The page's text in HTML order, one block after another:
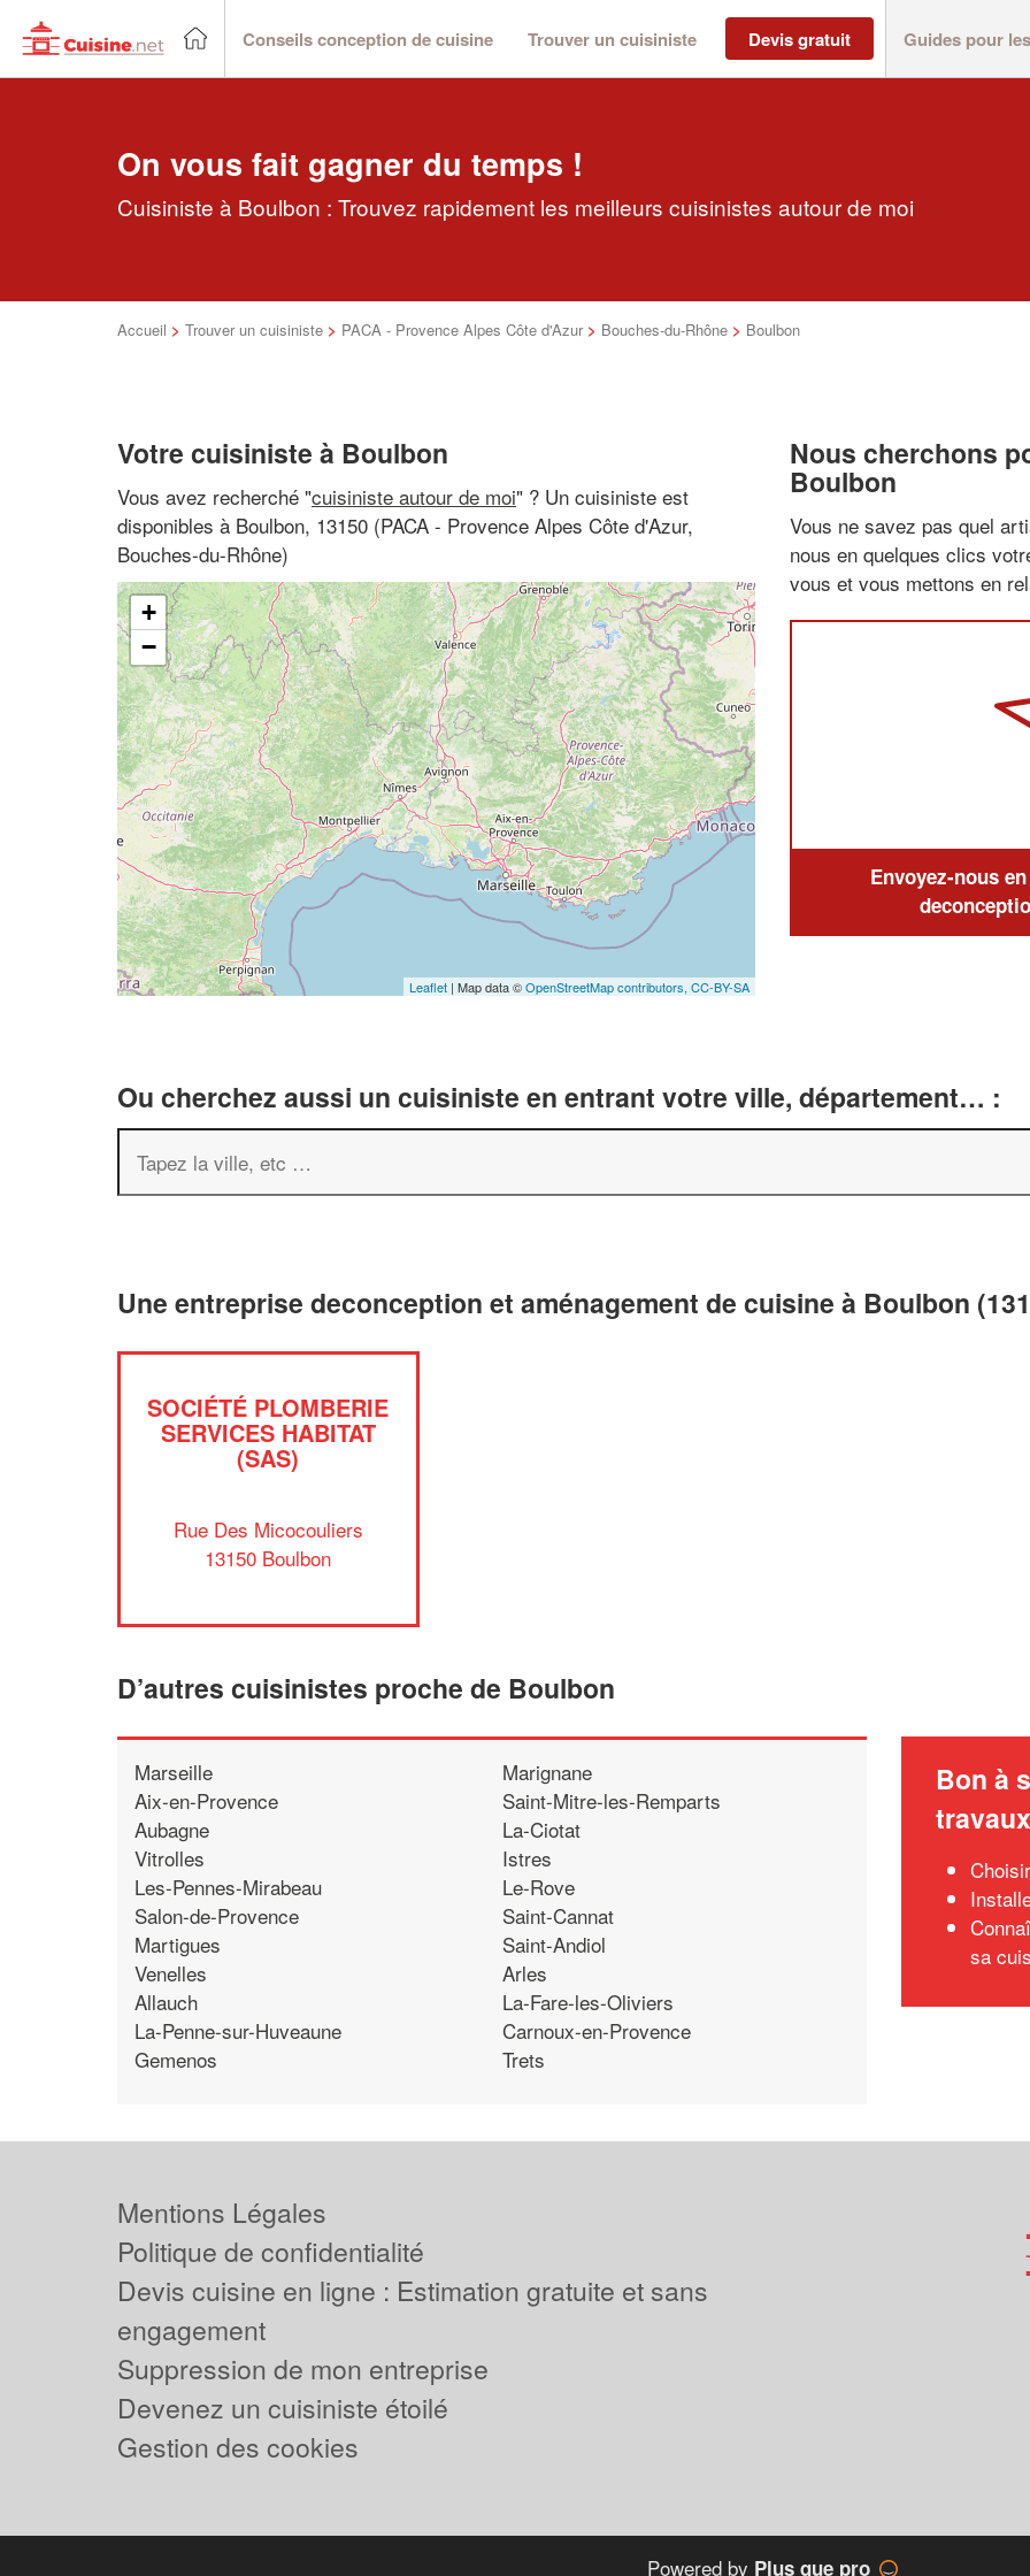
Conseils conception de cuisine Trouver un cuisiniste Devis gratuit Guides pour
On vous fait gagner du temps !
Cuisiniste à Boulbon : Trouvez rapidement les meilleurs cuisinistes autour de moi
Accueil > Trouver un cuisiniste > PACA - Provence Alpes Côte d'Azur > Bouches-du-Rhône > Boulbon
Votre cuisiniste à Boulbon
Vous avez recherché "cuisiniste autour de moi" ? Un cuisiniste est
disponibles à Boulbon, 13150 (PACA - Provence Alpes Côte d'Azur,
Bouches-du-Rhône)
+
−
Leaflet | Map data ©OpenStreetMap contributors, CC-BY-SA
Nous cherchons
Boulbon
Vous ne savez pas quel
nous en quelques clics
vous et vous mettons en
Envoyez-nous
Ou cherchez aussi un cuisiniste en entrant votre ville, département… :
Une entreprise deconception et aménagement de cuisine à Boulbon
SOCIÉTÉ PLOMBERIE
SERVICES HABITAT
(SAS)
Rue Des Micocouliers
13150 Boulbon
D’autres cuisinistes proche de Boulbon
Marseille
Aix-en-Provence
Aubagne
Vitrolles
Les-Pennes-Mirabeau
Salon-de-Provence
Martigues
Venelles
Allauch
La-Penne-sur-Huveaune
Gemenos
Marignane
Saint-Mitre-les-Remparts
La-Ciotat
Istres
Le-Rove
Saint-Cannat
Saint-Andiol
Arles
La-Fare-les-Oliviers
Carnoux-en-Provence
Trets
Bon à
travaux
sa
Mentions Légales
Politique de confidentialité
Devis cuisine en ligne : Estimation gratuite et sans
engagement
Suppression de mon entreprise
Devenez un cuisiniste étoilé
Gestion des cookies
Powered by Plus que pro